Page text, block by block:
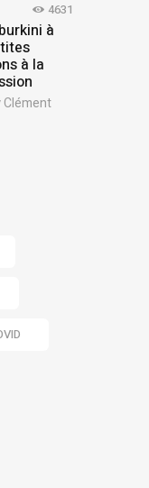
4631
à
à la
Clément